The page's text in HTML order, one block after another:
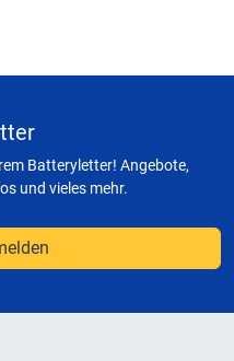
Batteryletter! Angebote,
und vieles mehr.